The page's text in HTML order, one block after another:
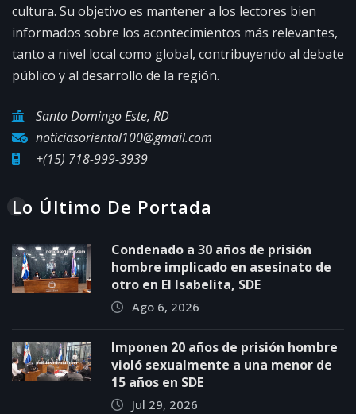
cultura. Su objetivo es mantener a los lectores bien
informados sobre los acontecimientos más relevantes,
tanto a nivel local como global, contribuyendo al debate
público y al desarrollo de la región.
Santo Domingo Este, RD
noticiasoriental100@gmail.com
+(15) 718-999-3939
Lo Último De Portada
Condenado a 30 años de prisión
hombre implicado en asesinato de
otro en El Isabelita, SDE
Ago 6, 2026
Imponen 20 años de prisión hombre
violó sexualmente a una menor de
15 años en SDE
Jul 29, 2026